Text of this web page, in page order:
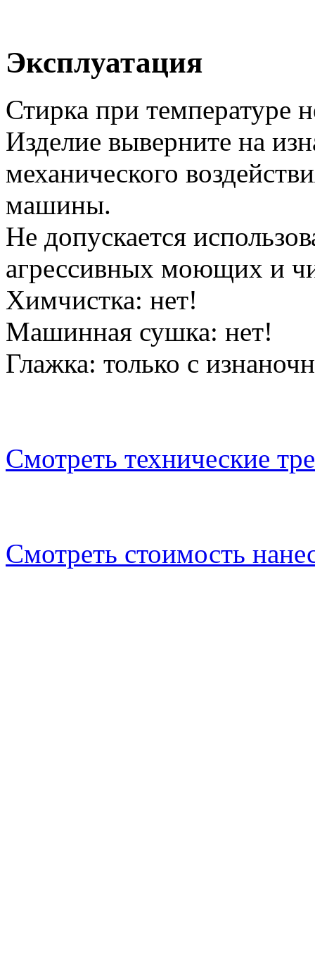
Эксплуатация
Стирка при температуре
Изделие выверните на
механического
машины.
Не допускается
агрессивных моющих и
Химчистка: нет!
Машинная сушка: нет!
Глажка: только с
Смотреть технические
Смотреть стоимость